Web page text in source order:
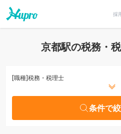
採
京都駅の税務・
[職種]税務・税理士
条件で